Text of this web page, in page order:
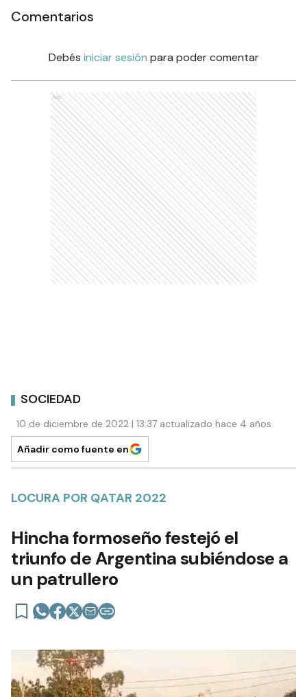
Comentarios
Debés iniciar sesión para poder comentar
Ads
SOCIEDAD
10 de diciembre de 2022 | 13:37 actualizado hace 4 años
Añadir como fuente en
LOCURA POR QATAR 2022
Hincha formoseño festejó el
triunfo de Argentina subiéndose a
un patrullero